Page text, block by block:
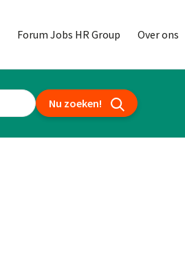
Forum Jobs HR Group Over ons
Nu zoeken!